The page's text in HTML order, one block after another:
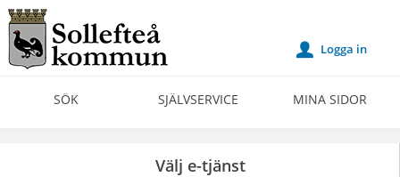
Välkommen
till
Självservice
Sollefteå
SÖK SJÄLVSERVICE MINA SIDOR
u Logga in
Välj e-tjänst